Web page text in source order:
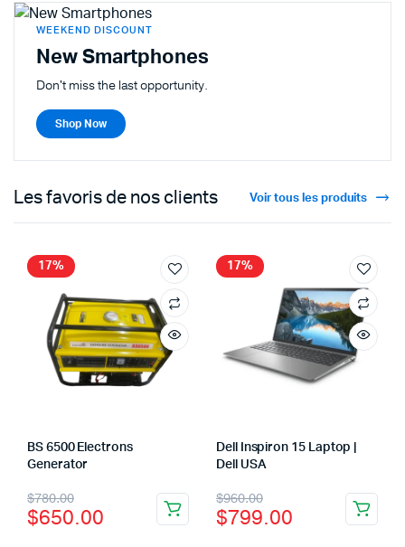
WEEKEND DISCOUNT
New Smartphones
Don't miss the last opportunity.
Shop Now
Les favoris de nos clients Voir tous les produits
17%
BS 6500 Electrons
Generator
$780.00
$650.00
17%
Dell Inspiron 15 Laptop |
Dell USA
$960.00
$799.00